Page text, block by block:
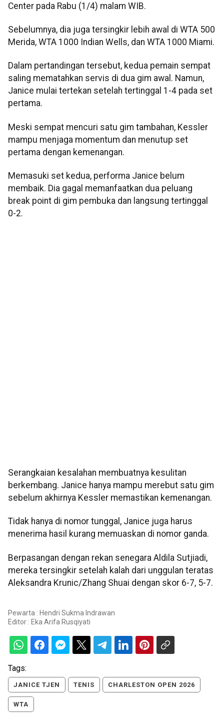
Center pada Rabu (1/4) malam WIB.
Sebelumnya, dia juga tersingkir lebih awal di WTA 500
Merida, WTA 1000 Indian Wells, dan WTA 1000 Miami.
Dalam pertandingan tersebut, kedua pemain sempat
saling mematahkan servis di dua gim awal. Namun,
Janice mulai tertekan setelah tertinggal 1-4 pada set
pertama.
Meski sempat mencuri satu gim tambahan, Kessler
mampu menjaga momentum dan menutup set
pertama dengan kemenangan.
Memasuki set kedua, performa Janice belum
membaik. Dia gagal memanfaatkan dua peluang
break point di gim pembuka dan langsung tertinggal
0-2.
Serangkaian kesalahan membuatnya kesulitan
berkembang. Janice hanya mampu merebut satu gim
sebelum akhirnya Kessler memastikan kemenangan.
Tidak hanya di nomor tunggal, Janice juga harus
menerima hasil kurang memuaskan di nomor ganda.
Berpasangan dengan rekan senegara Aldila Sutjiadi,
mereka tersingkir setelah kalah dari unggulan teratas
Aleksandra Krunic/Zhang Shuai dengan skor 6-7, 5-7.
Pewarta : Hendri Sukma Indrawan
Editor : Eka Arifa Rusqiyati
Tags:
JANICE TJEN TENIS CHARLESTON OPEN 2026
WTA